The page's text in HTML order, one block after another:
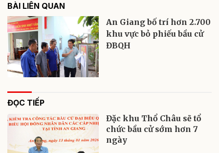
BÀI LIÊN QUAN
An Giang bố trí hơn 2.700
khu vực bỏ phiếu bầu cử
ĐBQH
ĐỌC TIẾP
Đặc khu Thổ Châu sẽ tổ
chức bầu cử sớm hơn 7
ngày